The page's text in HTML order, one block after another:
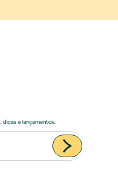
dicas e lançamentos.